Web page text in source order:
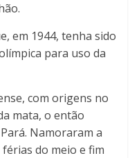
em 1944, tenha sido
para uso da
com origens no
mata, o então
Namoraram a
do meio e fim